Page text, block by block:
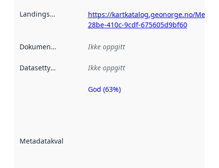
Landingsside
https://kartkatalog.geonorge.no/
28be-410c-9cdf-675605d9bf60
Dokumentasjon Ikke oppgitt
Datasettype Ikke oppgitt
Metadatakvalitet
Metadatakvalitet
God (63%)